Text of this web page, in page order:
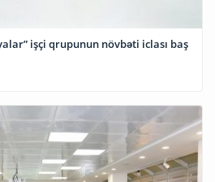
işçi qrupunun növbəti iclası baş